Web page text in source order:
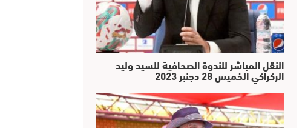
النقل المباشر للندوة الصحافية للسيد وليد
الركراكي الخميس 28 دجنبر 2023